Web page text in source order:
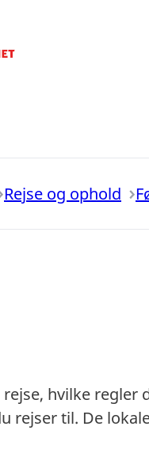
Rejse og ophold
hvilke
rejser til. De